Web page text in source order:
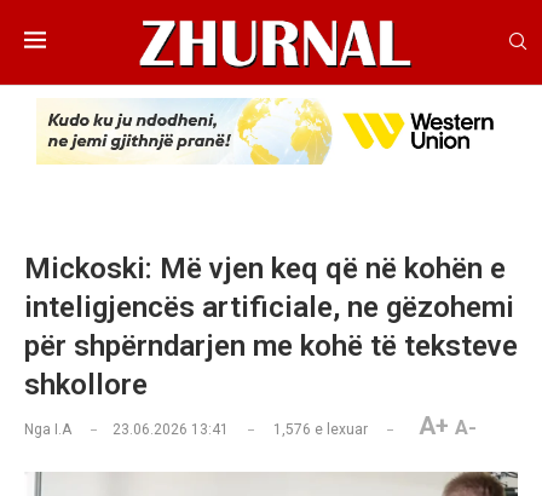
Mickoski: Më vjen keq që në kohën e
inteligjencës artificiale, ne gëzohemi
për shpërndarjen me kohë të teksteve
shkollore
Nga I.A 23.06.2026 13:41 1,576 e lexuar A+ A-